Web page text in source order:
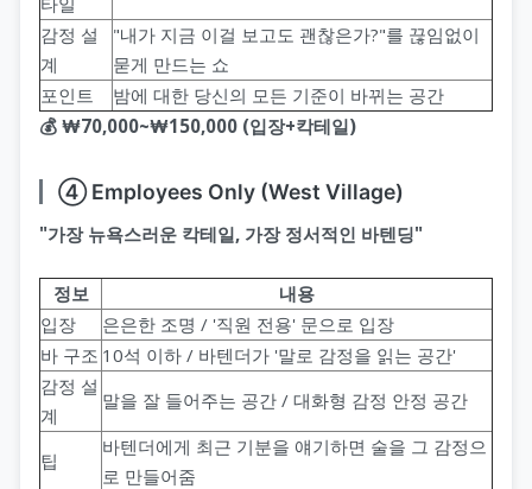
감정 설
계
"내가 지금 이걸 보고도 괜찮은가?"를 끊임없이
묻게 만드는 쇼
포인트
밤에 대한 당신의 모든 기준이 바뀌는 공간
💰 ₩70,000~₩150,000 (입장+칵테일)
④ Employees Only (West Village)
"가장 뉴욕스러운 칵테일, 가장 정서적인 바텐딩"
정보
내용
입장
은은한 조명 / '직원 전용' 문으로 입장
바 구조 10석 이하 / 바텐더가 '말로 감정을 읽는 공간'
감정 설
계
말을 잘 들어주는 공간 / 대화형 감정 안정 공간
팁
바텐더에게 최근 기분을 얘기하면 술을 그 감정으
로 만들어줌